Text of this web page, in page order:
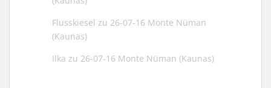
Flusskiesel zu 26-07-16 Monte Nüman
(Kaunas)
Ilka zu 26-07-16 Monte Nüman (Kaunas)